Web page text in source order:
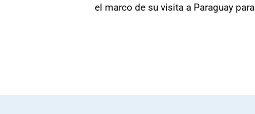
el marco de su visita a Paraguay